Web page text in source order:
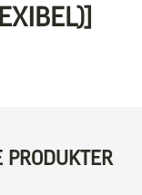
PRODUKTER